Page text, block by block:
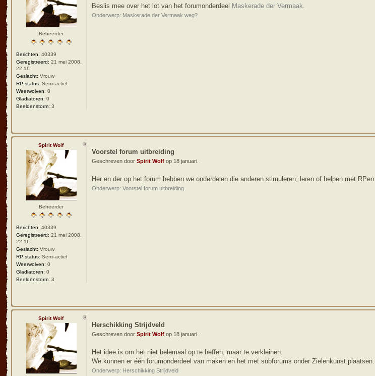
Beheerder
Berichten: 40339
Geregistreerd: 21 mei 2008,
22:16
Geslacht: Vrouw
RP status: Semi-actief
Weerwolven: 0
Gladiatoren: 0
Beeldenstorm: 3
Beslis mee over het lot van het forumonderdeel Maskerade der Vermaak.
Onderwerp: Maskerade der Vermaak weg?
Spirit Wolf
Beheerder
Berichten: 40339
Geregistreerd: 21 mei 2008,
22:16
Geslacht: Vrouw
RP status: Semi-actief
Weerwolven: 0
Gladiatoren: 0
Beeldenstorm: 3
Voorstel forum uitbreiding
Geschreven door Spirit Wolf op 18 januari.
Her en der op het forum hebben we onderdelen die anderen stimuleren, leren of helpen met
Onderwerp: Voorstel forum uitbreiding
Spirit Wolf
Herschikking Strijdveld
Geschreven door Spirit Wolf op 18 januari.
Het idee is om het niet helemaal op te heffen, maar te verkleinen.
We kunnen er één forumonderdeel van maken en het met subforums onder Zielenkunst plaatsen.
Onderwerp: Herschikking Strijdveld